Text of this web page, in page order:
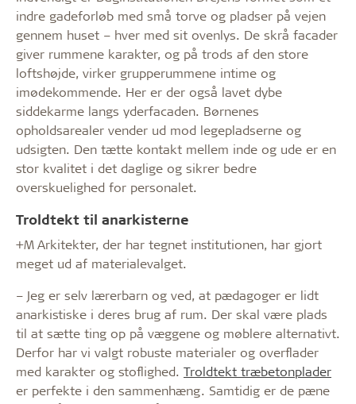
indre gadeforløb med små torve og pladser på vejen
gennem huset – hver med sit ovenlys. De skrå facader
giver rummene karakter, og på trods af den store
loftshøjde, virker grupperummene intime og
imødekommende. Her er der også lavet dybe
siddekarme langs yderfacaden. Børnenes
opholdsarealer vender ud mod legepladserne og
udsigten. Den tætte kontakt mellem inde og ude er en
stor kvalitet i det daglige og sikrer bedre
overskuelighed for per­sonalet.
Troldtekt til anarkisterne
+M Arkitekter, der har tegnet institutionen, har gjort
meget ud af materialevalget.
– Jeg er selv lærerbarn og ved, at pædagoger er lidt
anarkistiske i deres brug af rum. Der skal være plads
til at sætte ting op på væggene og møblere alternativt.
Derfor har vi valgt robuste materialer og overflader
med karakter og stoflighed. Troldtekt træbetonplader
er perfekte i den sammenhæng. Samtidig er de pæne